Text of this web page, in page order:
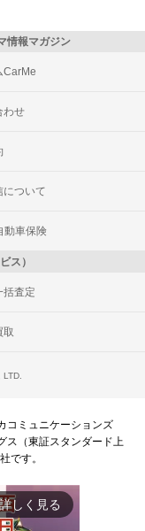
情報マガジン
CarMe
わせ
について
動車保険
ス）
括査定
取
LTD.
コミュニケーションズ
ス（東証スタンダード上
です。
詳しく見る